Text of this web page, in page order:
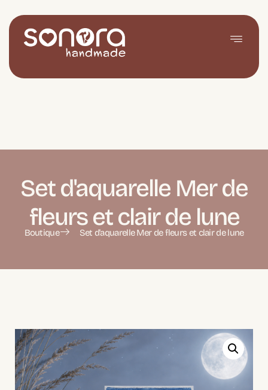
Set d'aquarelle Mer de
fleurs et clair de lune
Boutique Set d'aquarelle Mer de fleurs et clair de lune